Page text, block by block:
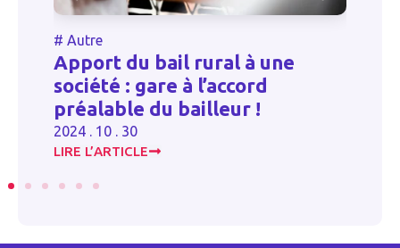
Apport du bail rural à une
société : gare à l’accord
préalable du bailleur !
2024 . 10 . 30
LIRE L’ARTICLE